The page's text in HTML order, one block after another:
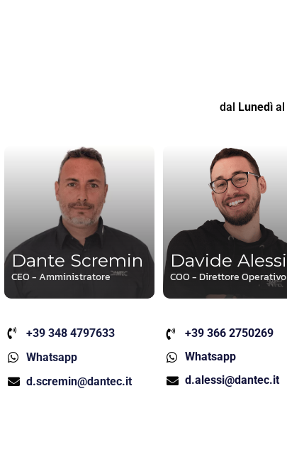
dal Lunedìal
Dante Scremin
CEO - Amministratore
+39 348 4797633
Whatsapp
d.scremin@dantec.it
Davide Alessi
COO - Direttore Operativo
+39 366 2750269
Whatsapp
d.alessi@dantec.it